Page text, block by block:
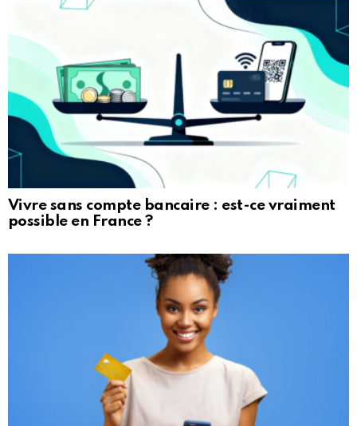
Vivre sans compte bancaire : est-ce vraiment
possible en France ?